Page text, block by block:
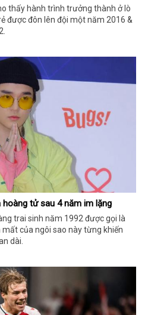
thấy hành trình trưởng thành ở lò
được đôn lên đội một năm 2016 &
tử sau 4 năm im lặng
trai sinh năm 1992 được gọi là
mất của ngôi sao này từng khiến
dài.